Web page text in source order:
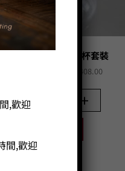
直滴頭M號和咖啡燒杯套裝
Original
HK$510.00.
408.00Current
- +
,歡迎
間,歡迎